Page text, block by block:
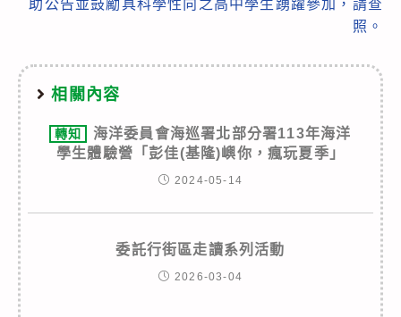
助公告並鼓勵具科學性向之高中學生踴躍參加，請查
照。
相關內容
轉知
海洋委員會海巡署北部分署113年海洋
學生體驗營「彭佳(基隆)嶼你，瘋玩夏季」
2024-05-14
委託行街區走讀系列活動
2026-03-04